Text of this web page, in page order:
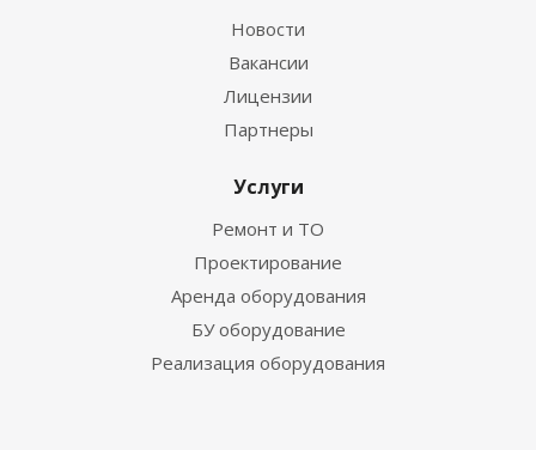
Новости
Вакансии
Лицензии
Партнеры
Услуги
Ремонт и ТО
Проектирование
Аренда оборудования
БУ оборудование
Реализация оборудования